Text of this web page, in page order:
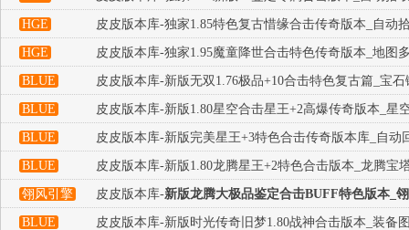
HGE 皮皮版本库-独家1.85特色复古惜缘合击传奇版本_自动
HGE 皮皮版本库-独家1.95魔童降世合击特色传奇版本_地图
BLUE 皮皮版本库-新版无双1.76极品+10合击特色复古篇_宝
BLUE 皮皮版本库-新版1.80星空合击星王+2高爆传奇版本_星
BLUE 皮皮版本库-新版完美星王+3特色合击传奇版本库_自动
BLUE 皮皮版本库-新版1.80龙腾星王+2特色合击版本_龙腾宝
翎风引擎 皮皮版本库-新版龙腾大极品鉴定合击BUFF特色版本_
BLUE 皮皮版本库-新版时光传奇旧梦1.80战神合击版本_装备